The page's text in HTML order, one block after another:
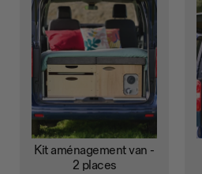
Kit aménagement van -
2 places